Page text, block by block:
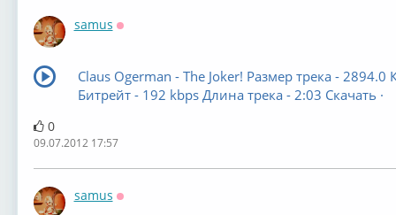
samus
Claus Ogerman - The Joker! Размер трека - 2894.0
Битрейт - 192 kbps Длина трека - 2:03 Скачать ·
0
09.07.2012 17:57
samus